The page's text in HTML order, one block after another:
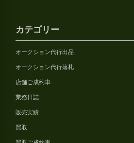
カテゴリー
オークション代行出品
オークション代行落札
店舗ご成約車
業務日誌
販売実績
買取